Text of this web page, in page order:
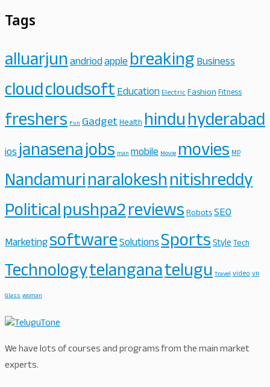
Tags
alluarjunandriodapplebreakingBusiness
cloudcloudsoftEducationElectricFashionFitness
freshersFunGadgetHealthhinduhyderabad
iosjanasenajobsmanmobileMoviemoviesMP
Nandamurinaralokeshnitishreddy
Politicalpushpa2reviewsRobotsSEO
MarketingsoftwareSolutionsSportsStyleTech
TechnologytelanganateluguTravelvideoVR
Glasswoman
We have lots of courses and programs from the main market
experts.